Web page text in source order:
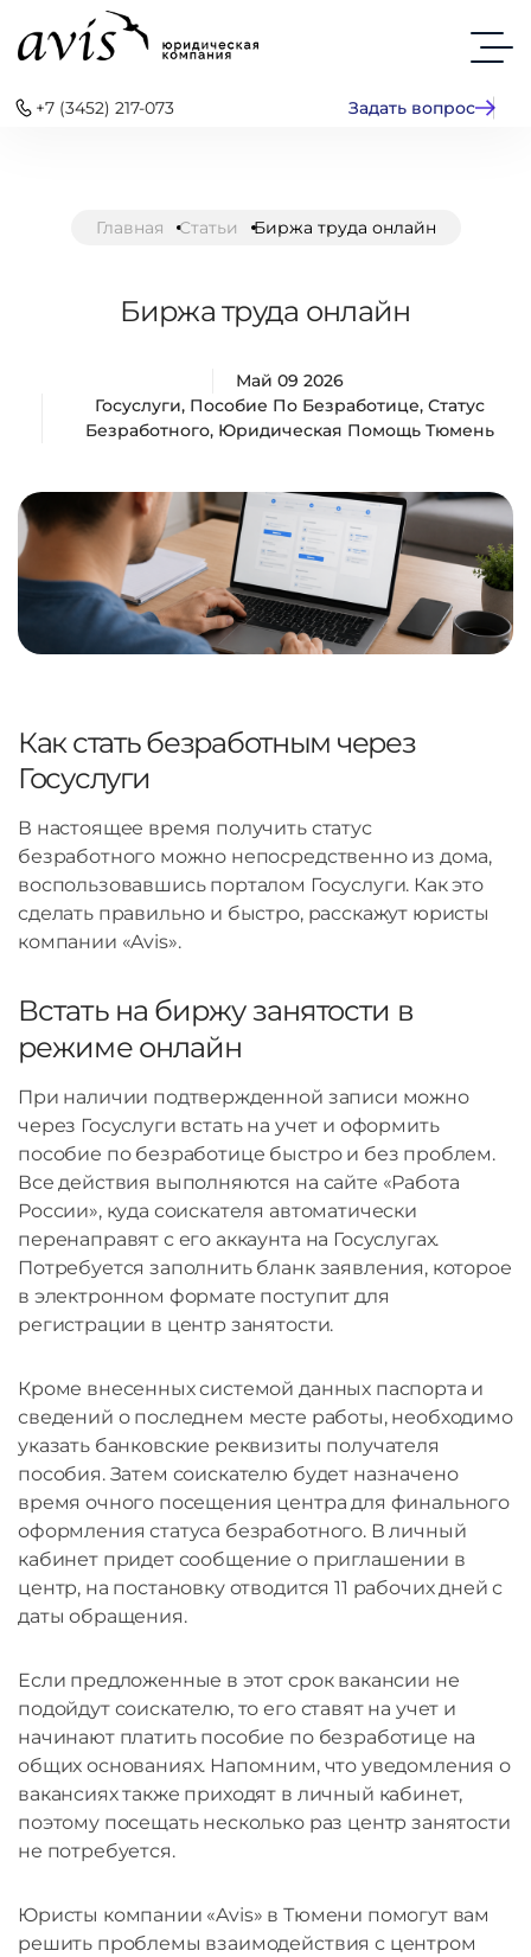
+7 (3452) 217-073 Задать вопрос
Главная Статьи Биржа труда онлайн
Биржа труда онлайн
Май 09 2026
Госуслуги, Пособие По Безработице, Статус
Безработного, Юридическая Помощь Тюмень
Как стать безработным через
Госуслуги
В настоящее время получить статус
безработного можно непосредственно из дома,
воспользовавшись порталом Госуслуги. Как это
сделать правильно и быстро, расскажут юристы
компании «Avis».
Встать на биржу занятости в
режиме онлайн
При наличии подтвержденной записи можно
через Госуслуги встать на учет и оформить
пособие по безработице быстро и без проблем.
Все действия выполняются на сайте «Работа
России», куда соискателя автоматически
перенаправят с его аккаунта на Госуслугах.
Потребуется заполнить бланк заявления, которое
в электронном формате поступит для
регистрации в центр занятости.
Кроме внесенных системой данных паспорта и
сведений о последнем месте работы, необходимо
указать банковские реквизиты получателя
пособия. Затем соискателю будет назначено
время очного посещения центра для финального
оформления статуса безработного. В личный
кабинет придет сообщение о приглашении в
центр, на постановку отводится 11 рабочих дней с
даты обращения.
Если предложенные в этот срок вакансии не
подойдут соискателю, то его ставят на учет и
начинают платить пособие по безработице на
общих основаниях. Напомним, что уведомления о
вакансиях также приходят в личный кабинет,
поэтому посещать несколько раз центр занятости
не потребуется.
Юристы компании «Avis» в Тюмени помогут вам
решить проблемы взаимодействия с центром